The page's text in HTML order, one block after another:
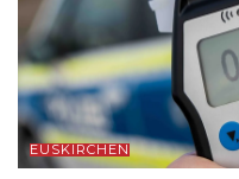
EUSKIRCHEN